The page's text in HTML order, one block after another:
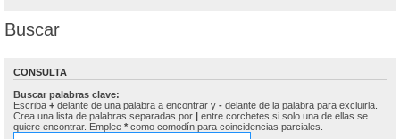
Buscar
CONSULTA
Buscar palabras clave:
Escriba + delante de una palabra a encontrar y - delante de la palabra para excluirla.
Crea una lista de palabras separadas por | entre corchetes si solo una de ellas se
quiere encontrar. Emplee * como comodín para coincidencias parciales.